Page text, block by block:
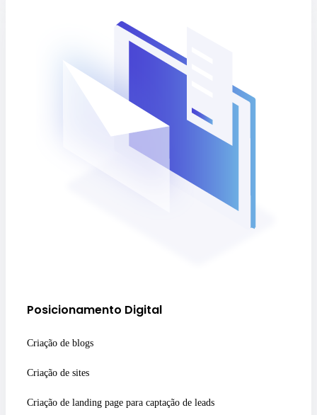
Posicionamento Digital
Criação de blogs
Criação de sites
Criação de landing page para captação de leads